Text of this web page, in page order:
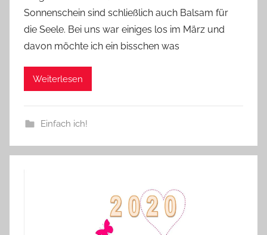
Sonnenschein sind schließlich auch Balsam für
die Seele. Bei uns war einiges los im März und
davon möchte ich ein bisschen was
Weiterlesen
Einfach ich!